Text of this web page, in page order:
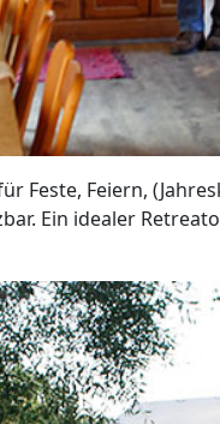
Feste, Feiern,
Ein idealer